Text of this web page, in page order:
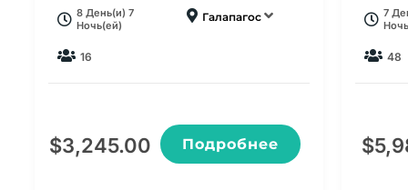
8 День(и) 7
Ночь(ей)
Галапагос
16
$3,245.00 Подробнее
7
48
$